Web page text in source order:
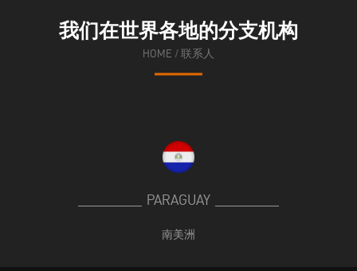
我们在世界各地的分支机构
HOME / 联系人
PARAGUAY
南美洲